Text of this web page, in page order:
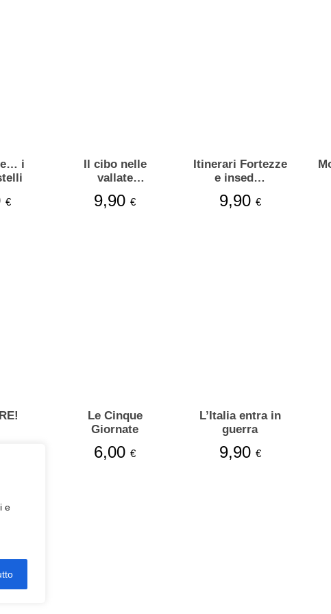
e
i
€
Il cibo nelle
vallate
9,90€
Itinerari Fortezze
e insed…
9,90 €
Le Cinque
Giornate
6,00€
L’Italia entra in
guerra
9,90 €